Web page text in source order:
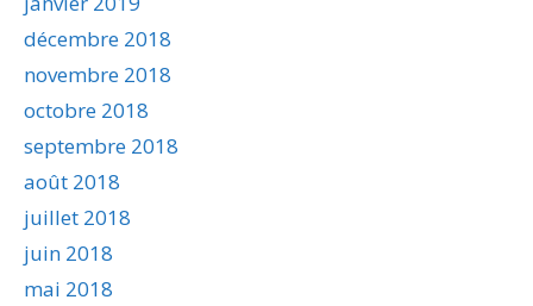
décembre 2018
novembre 2018
octobre 2018
septembre 2018
août 2018
juillet 2018
juin 2018
mai 2018